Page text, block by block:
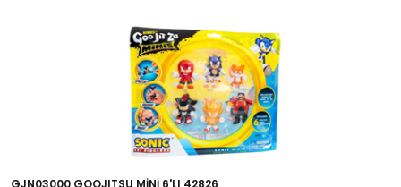
GJN03000 GOOJITSU MİNİ 6'LI 42826